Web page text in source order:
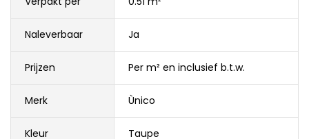
Naleverbaar Ja
Prijzen Per m² en inclusief b.t.w.
Merk Ùnico
Kleur Taupe